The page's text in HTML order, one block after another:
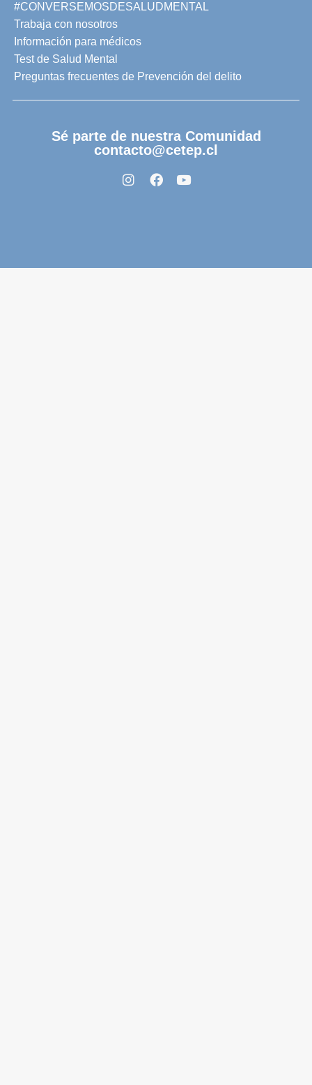
#CONVERSEMOSDESALUDMENTAL
Trabaja con nosotros
Información para médicos
Test de Salud Mental
Preguntas frecuentes de Prevención del delito
Sé parte de nuestra Comunidad
contacto@cetep.cl